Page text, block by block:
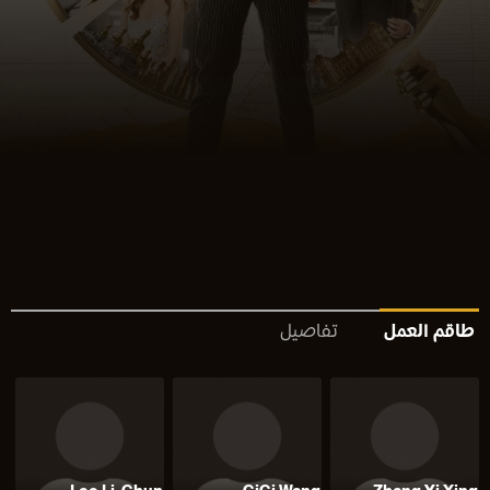
طاقم العمل تفاصيل